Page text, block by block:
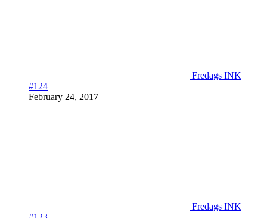
Fredags INK
#124
February 24, 2017
Fredags INK